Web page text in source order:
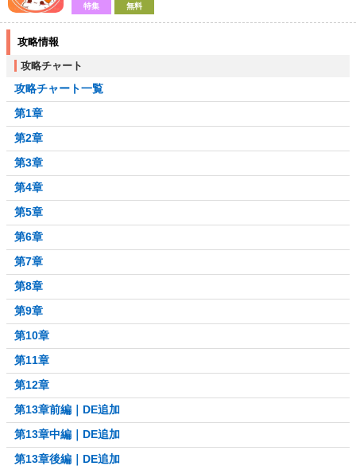
特集 無料
攻略情報
攻略チャート
攻略チャート一覧
第1章
第2章
第3章
第4章
第5章
第6章
第7章
第8章
第9章
第10章
第11章
第12章
第13章前編｜DE追加
第13章中編｜DE追加
第13章後編｜DE追加